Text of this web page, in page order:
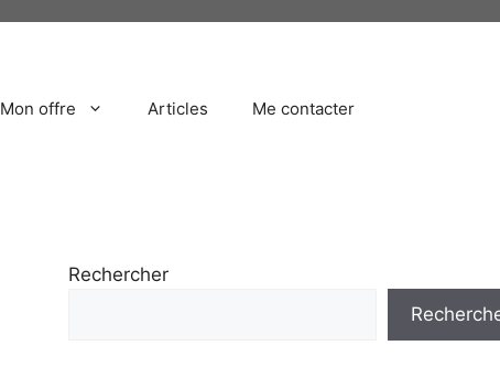
Mon offre Articles Me contacter
Rechercher